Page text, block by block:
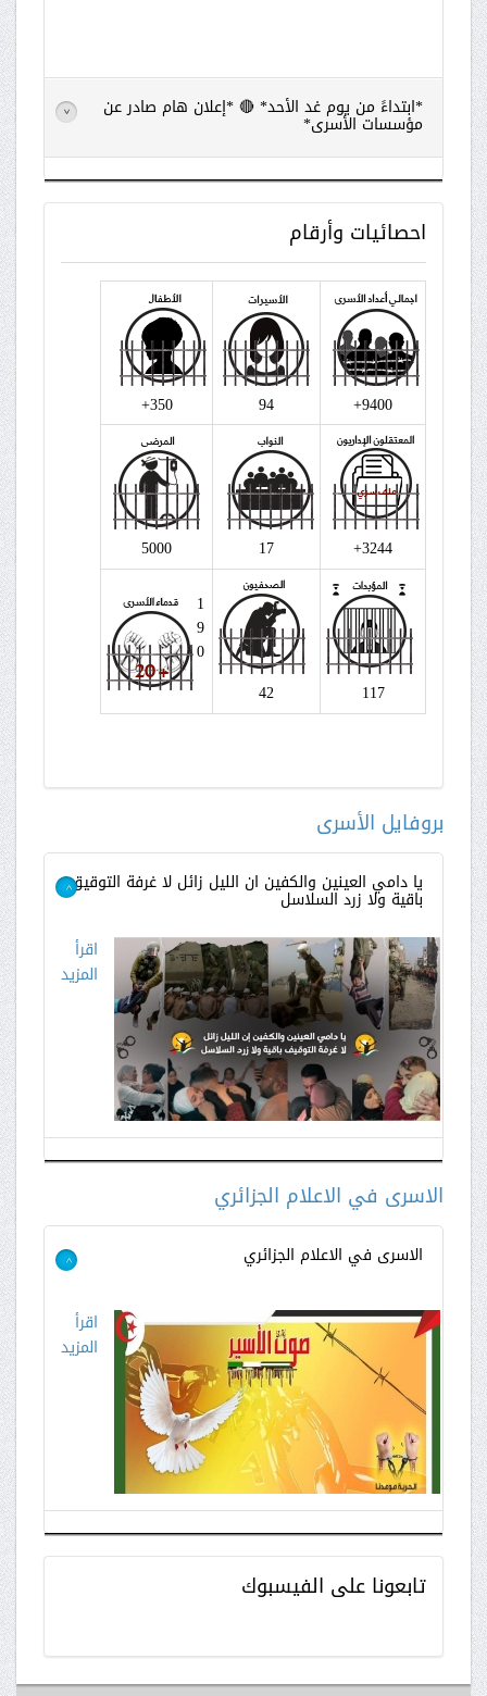
*ابتداءً من يوم غد الأحد* 🔴 *إعلان هام صادر عن
مؤسسات الأسرى* >
اقرأ
المزيد
احصائيات وأرقام
9400+
94
350+
3244+
17
5000
117
42
1
9
0
بروفايل الأسرى
يا دامي العينين والكفين ان الليل زائل لا غرفة التوقيق
باقية ولا زرد السلاسل >
اقرأ
المزيد
الاسرى في الاعلام الجزائري
الاسرى في الاعلام الجزائري >
اقرأ
المزيد
تابعونا على الفيسبوك